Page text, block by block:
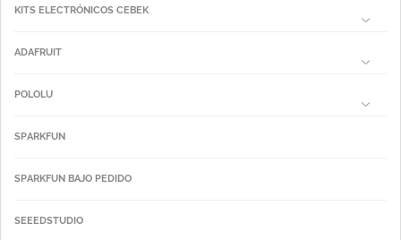
KITS ELECTRÓNICOS CEBEK
ADAFRUIT
POLOLU
SPARKFUN
SPARKFUN BAJO PEDIDO
SEEEDSTUDIO